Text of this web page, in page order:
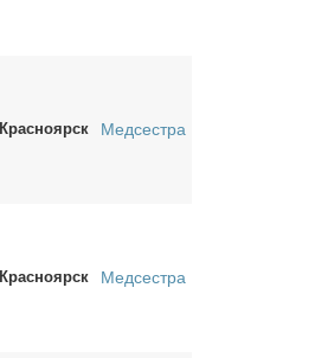
Красноярск Медсестра
Красноярск Медсестра